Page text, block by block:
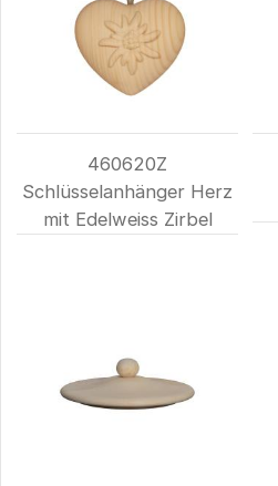
460620Z
Schlüsselanhänger Herz
mit Edelweiss Zirbel